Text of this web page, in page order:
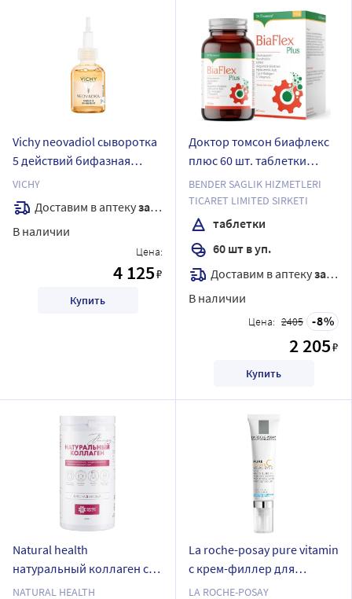
Vichy neovadiol сыворотка
5 действий бифазная
менопаузальная 30 мл
VICHY
Доставим в аптекузавтра
В наличии
Цена:
4 125₽
Купить
Доктор томсон биафлекс
плюс 60 шт. таблетки
массой 1680 мг
BENDER SAGLIK HIZMETLERI
TICARET LIMITED SIRKETI
таблетки
60 шт в уп.
Доставим в аптекузавтра
В наличии
Цена: 2405 8
2 205₽
Купить
Natural health
натуральный коллаген со
вкусом винограда желе
NATURAL HEALTH
La roche-posay pure vitamin
с крем-филлер для
контура глаз для
LA ROCHE-POSAY